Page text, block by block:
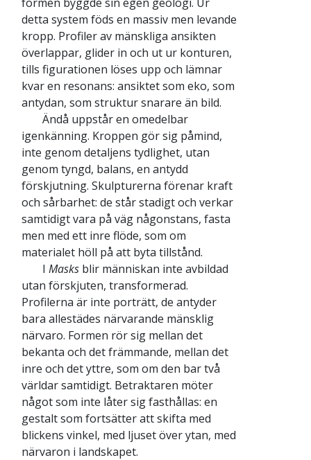
detta system föds en massiv men levande
kropp. Profiler av mänskliga ansikten
överlappar, glider in och ut ur konturen,
tills figurationen löses upp och lämnar
kvar en resonans: ansiktet som eko, som
antydan, som struktur snarare än bild.
Ändå uppstår en omedelbar
igenkänning. Kroppen gör sig påmind,
inte genom detaljens tydlighet, utan
genom tyngd, balans, en antydd
förskjutning. Skulpturerna förenar kraft
och sårbarhet: de står stadigt och verkar
samtidigt vara på väg någonstans, fasta
men med ett inre flöde, som om
materialet höll på att byta tillstånd.
IMasks blir människan inte avbildad
utan förskjuten, transformerad.
Profilerna är inte porträtt, de antyder
bara allestädes närvarande mänsklig
närvaro. Formen rör sig mellan det
bekanta och det främmande, mellan det
inre och det yttre, som om den bar två
världar samtidigt. Betraktaren möter
något som inte låter sig fasthållas: en
gestalt som fortsätter att skifta med
blickens vinkel, med ljuset över ytan, med
närvaron i landskapet.